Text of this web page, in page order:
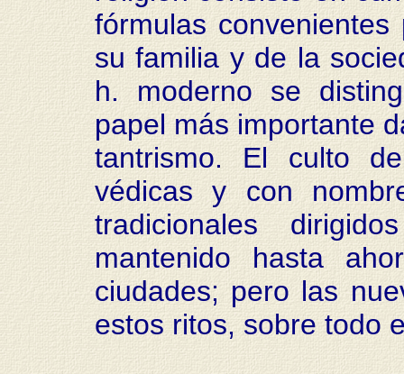
fórmulas
su familia y de la
h. moderno se
papel más importante
tantrismo. El culto
védicas y con
tradicionales
mantenido hasta
ciudades; pero las
estos ritos, sobre todo